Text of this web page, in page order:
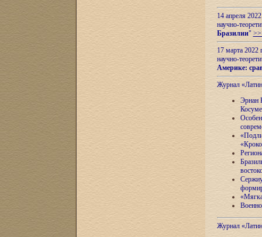
14 апреля
научно-
Бразилии"
17 марта 2022
научно-
Америке:
Журнал
Эрнан
Журнал